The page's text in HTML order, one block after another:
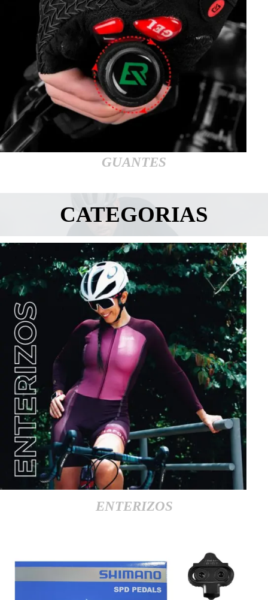
GUANTES
CATEGORIAS
ENTERIZOS